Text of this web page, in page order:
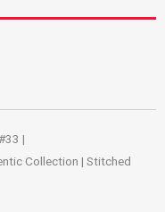
|
Collection | Stitched